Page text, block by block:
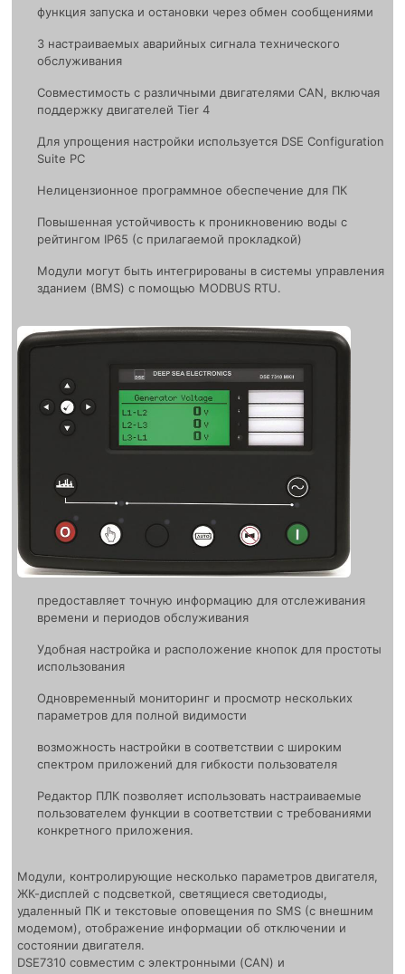
функция запуска и остановки через обмен сообщениями
3 настраиваемых аварийных сигнала технического
обслуживания
Совместимость с различными двигателями CAN, включая
поддержку двигателей Tier 4
Для упрощения настройки используется DSE Configuration
Suite PC
Нелицензионное программное обеспечение для ПК
Повышенная устойчивость к проникновению воды с
рейтингом IP65 (с прилагаемой прокладкой)
Модули могут быть интегрированы в системы управления
зданием (BMS) с помощью MODBUS RTU.
предоставляет точную информацию для отслеживания
времени и периодов обслуживания
Удобная настройка и расположение кнопок для простоты
использования
Одновременный мониторинг и просмотр нескольких
параметров для полной видимости
возможность настройки в соответствии с широким
спектром приложений для гибкости пользователя
Редактор ПЛК позволяет использовать настраиваемые
пользователем функции в соответствии с требованиями
конкретного приложения.
Модули, контролирующие несколько параметров двигателя,
ЖК-дисплей с подсветкой, светящиеся светодиоды,
удаленный ПК и текстовые оповещения по SMS (с внешним
модемом), отображение информации об отключении и
состоянии двигателя.
DSE7310 совместим с электронными (CAN) и